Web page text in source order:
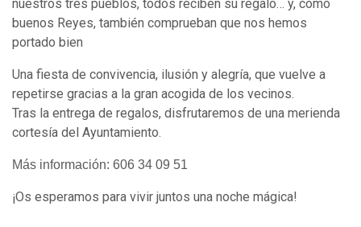
nuestros tres pueblos, todos reciben su regalo… y, como
buenos Reyes, también comprueban que nos hemos
portado bien
Una fiesta de convivencia, ilusión y alegría, que vuelve a
repetirse gracias a la gran acogida de los vecinos.
Tras la entrega de regalos, disfrutaremos de una merienda
cortesía del Ayuntamiento.
Más información: 606 34 09 51
¡Os esperamos para vivir juntos una noche mágica!